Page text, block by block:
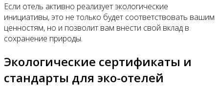
Если отель активно реализует экологические
инициативы, это не только будет соответствовать вашим
ценностям, но и позволит вам внести свой вклад в
сохранение природы.
Экологические сертификаты и
стандарты для эко-отелей